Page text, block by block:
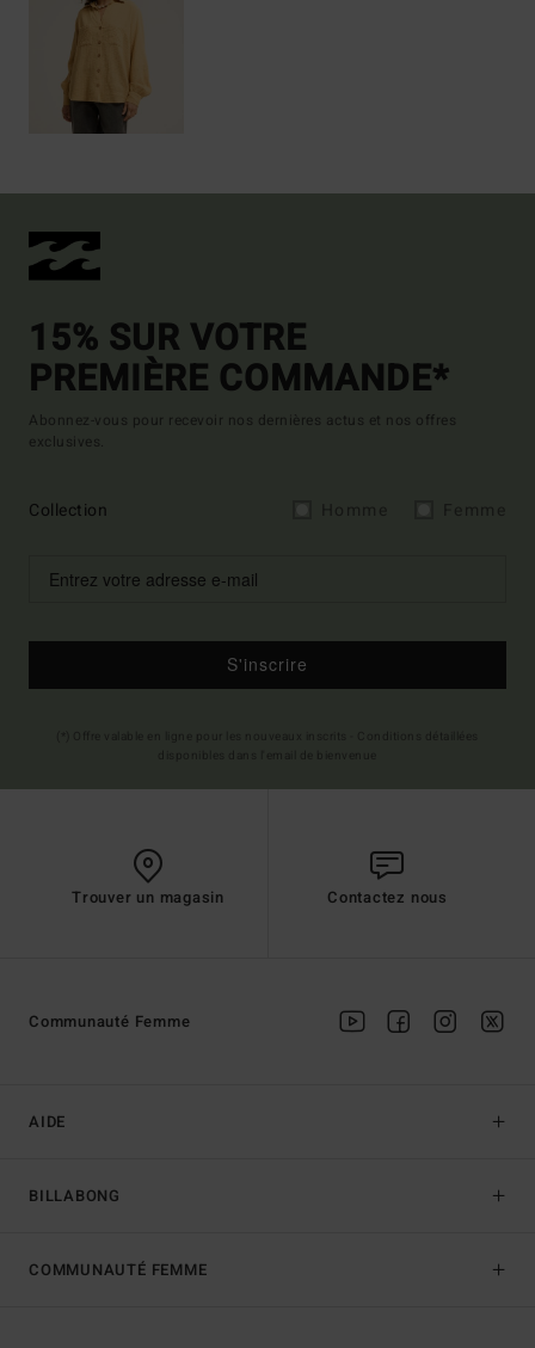
15% SUR VOTRE
PREMIÈRE COMMANDE*
Abonnez-vous pour recevoir nos dernières actus et nos offres
exclusives.
Collection
S'inscrire
Trouver un magasin Contactez nous
AIDE
BILLABONG
Communauté Femme
COMMUNAUTÉ FEMME